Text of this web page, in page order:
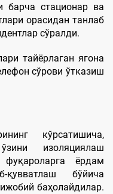
барча стационар ва
орасидан танлаб
сўралди.
тайёрлаган ягона
сўрови ўтказиш
кўрсатишича,
изоляциялаш
ёрдам
бўйича
баҳолайдилар.